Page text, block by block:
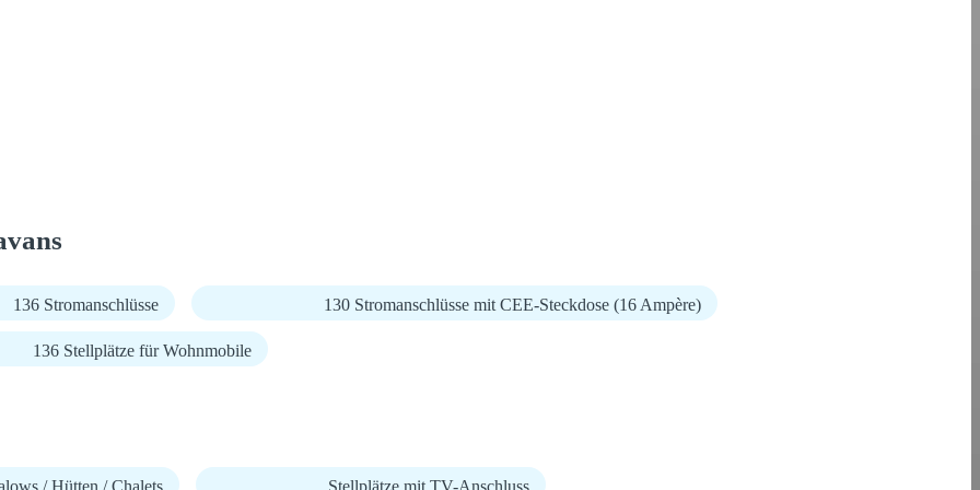
136 Stromanschlüsse 130 Stromanschlüsse mit CEE-Steckdose (16 Ampère)
136 Stellplätze für Wohnmobile
/ Hütten / Chalets Stellplätze mit TV-Anschluss